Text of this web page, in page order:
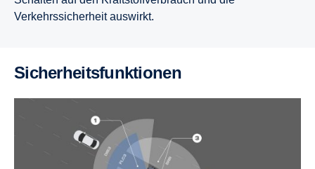
Verkehrssicherheit auswirkt.
Sicherheitsfunktionen